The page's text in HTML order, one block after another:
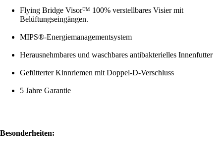
Flying Bridge Visor™ 100% verstellbares Visier mit
Belüftungseingängen.
MIPS®-Energiemanagementsystem
Herausnehmbares und waschbares antibakterielles Innenfutter
Gefütterter Kinnriemen mit Doppel-D-Verschluss
5 Jahre Garantie
Besonderheiten: